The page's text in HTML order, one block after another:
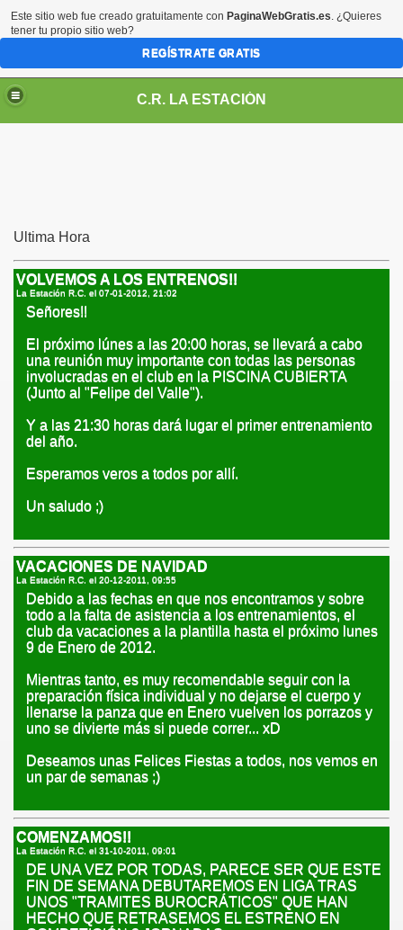
C.R. LA ESTACIÓN
Ultima Hora
VOLVEMOS A LOS ENTRENOS!!
La Estación R.C. el 07-01-2012, 21:02
Señores!!
El próximo lúnes a las 20:00 horas, se llevará a cabo
una reunión muy importante con todas las personas
involucradas en el club en la PISCINA CUBIERTA
(Junto al "Felipe del Valle").
Y a las 21:30 horas dará lugar el primer entrenamiento
del año.
Esperamos veros a todos por allí.
Un saludo ;)
VACACIONES DE NAVIDAD
La Estación R.C. el 20-12-2011, 09:55
Debido a las fechas en que nos encontramos y sobre
todo a la falta de asistencia a los entrenamientos, el
club da vacaciones a la plantilla hasta el próximo lunes
9 de Enero de 2012.
Mientras tanto, es muy recomendable seguir con la
preparación física individual y no dejarse el cuerpo y
llenarse la panza que en Enero vuelven los porrazos y
uno se divierte más si puede correr... xD
Deseamos unas Felices Fiestas a todos, nos vemos en
un par de semanas ;)
COMENZAMOS!!
La Estación R.C. el 31-10-2011, 09:01
DE UNA VEZ POR TODAS, PARECE SER QUE ESTE
FIN DE SEMANA DEBUTAREMOS EN LIGA TRAS
UNOS "TRAMITES BUROCRÁTICOS" QUE HAN
HECHO QUE RETRASEMOS EL ESTRENO EN
Este sitio web fue creado gratuitamente con PaginaWebGratis.es. ¿Quieres
tener tu propio sitio web?
REGÍSTRATE GRATIS